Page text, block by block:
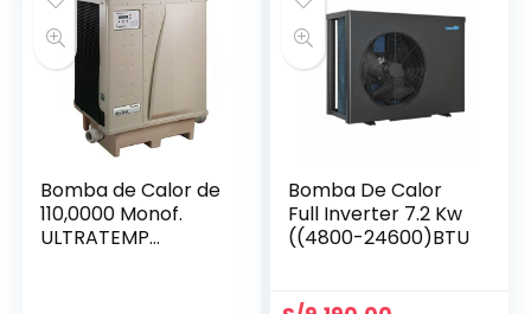
Bomba de Calor de
110,0000 Monof.
ULTRATEMP
Bomba De Calor
Full Inverter 7.2 Kw
((4800-24600)BTU